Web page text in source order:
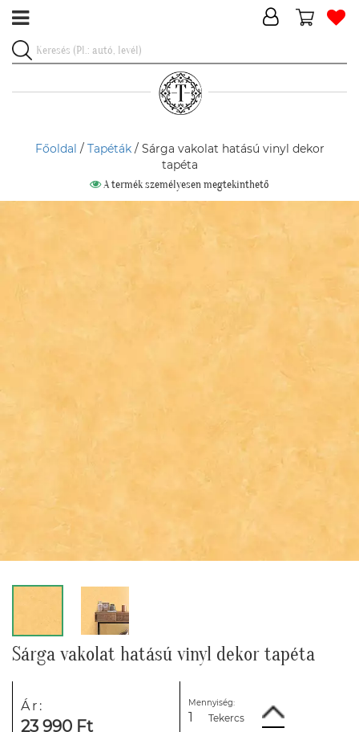
Főoldal / Tapéták/ Sárga vakolat hatású vinyl dekor
tapéta
A termék személyesen megtekinthető
Sárga vakolat hatású vinyl dekor tapéta
Ár:
23 990 Ft
Mennyiség:
Tekercs